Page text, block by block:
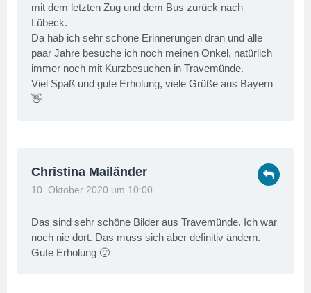
mit dem letzten Zug und dem Bus zurück nach
Lübeck.
Da hab ich sehr schöne Erinnerungen dran und alle
paar Jahre besuche ich noch meinen Onkel, natürlich
immer noch mit Kurzbesuchen in Travemünde.
Viel Spaß und gute Erholung, viele Grüße aus Bayern
👋
Christina Mailänder
10. Oktober 2020 um 10:00
Das sind sehr schöne Bilder aus Travemünde. Ich war
noch nie dort. Das muss sich aber definitiv ändern.
Gute Erholung 🙂